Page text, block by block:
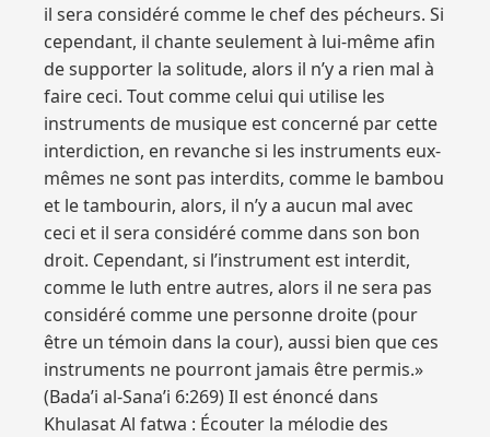
il sera considéré comme le chef des pécheurs. Si
cependant, il chante seulement à lui-même afin
de supporter la solitude, alors il n’y a rien mal à
faire ceci. Tout comme celui qui utilise les
instruments de musique est concerné par cette
interdiction, en revanche si les instruments eux-
mêmes ne sont pas interdits, comme le bambou
et le tambourin, alors, il n’y a aucun mal avec
ceci et il sera considéré comme dans son bon
droit. Cependant, si l’instrument est interdit,
comme le luth entre autres, alors il ne sera pas
considéré comme une personne droite (pour
être un témoin dans la cour), aussi bien que ces
instruments ne pourront jamais être permis.»
(Bada’i al-Sana’i 6:269) Il est énoncé dans
Khulasat Al fatwa : Écouter la mélodie des